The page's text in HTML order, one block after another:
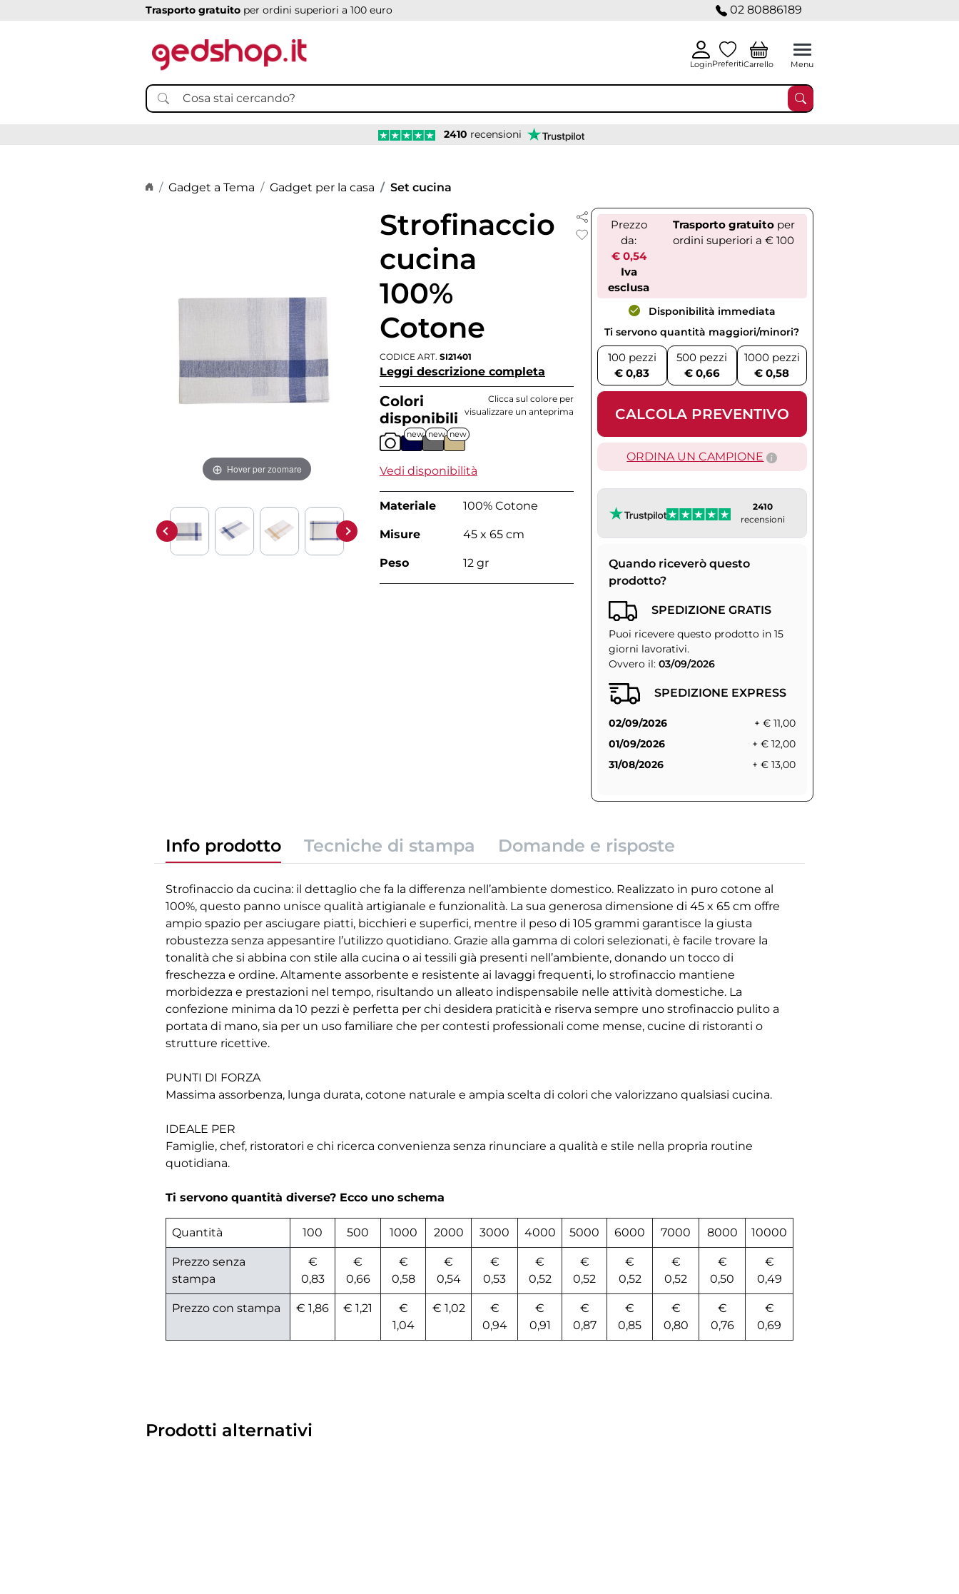
Trasporto gratuito per ordini superiori a 100 euro 02 80886189
LoginPreferitiCarrello Menu
2410 recensioni
Home page
Gadget a Tema Gadget per la casa Set cucina
Hover per zoomare
Strofinaccio
cucina
100%
Cotone
CODICE ART. SI21401
Leggi descrizione completa
Colori
disponibili
Clicca sul colore per
visualizzare un anteprima
new new new
Vedi disponibilità
Materiale 100% Cotone
Misure 45 x 65 cm
Peso 12 gr
Prezzo
da:
€ 0,54
Iva
esclusa
Trasporto gratuitoper
ordini superiori a € 100
Disponibilità immediata
Ti servono quantità maggiori/minori?
100 pezzi
€ 0,83
500 pezzi
€ 0,66
1000 pezzi
€ 0,58
CALCOLA PREVENTIVO
ORDINA UN CAMPIONE
2410
recensioni
Quando riceverò questo
prodotto?
SPEDIZIONE GRATIS
Puoi ricevere questo prodotto in 15
giorni lavorativi.
Ovvero il: 03/09/2026
SPEDIZIONE EXPRESS
02/09/2026
+ € 11,00
01/09/2026
+ € 12,00
31/08/2026
+ € 13,00
Info prodotto Tecniche di stampa Domande e risposte
Strofinaccio da cucina: il dettaglio che fa la differenza nell’ambiente domestico. Realizzato in puro cotone al
100%, questo panno unisce qualità artigianale e funzionalità. La sua generosa dimensione di 45 x 65 cm offre
ampio spazio per asciugare piatti, bicchieri e superfici, mentre il peso di 105 grammi garantisce la giusta
robustezza senza appesantire l’utilizzo quotidiano. Grazie alla gamma di colori selezionati, è facile trovare la
tonalità che si abbina con stile alla cucina o ai tessili già presenti nell’ambiente, donando un tocco di
freschezza e ordine. Altamente assorbente e resistente ai lavaggi frequenti, lo strofinaccio mantiene
morbidezza e prestazioni nel tempo, risultando un alleato indispensabile nelle attività domestiche. La
confezione minima da 10 pezzi è perfetta per chi desidera praticità e riserva sempre uno strofinaccio pulito a
portata di mano, sia per un uso familiare che per contesti professionali come mense, cucine di ristoranti o
strutture ricettive.
PUNTI DI FORZA
Massima assorbenza, lunga durata, cotone naturale e ampia scelta di colori che valorizzano qualsiasi cucina.
IDEALE PER
Famiglie, chef, ristoratori e chi ricerca convenienza senza rinunciare a qualità e stile nella propria routine
quotidiana.
Ti servono quantità diverse? Ecco uno schema
Quantità 100 500 1000 2000 3000 4000 5000 6000 7000 8000 10000
Prezzo senza
stampa
€
0,83
€
0,66
€
0,58
€
0,54
€
0,53
€
0,52
€
0,52
€
0,52
€
0,52
€
0,50
€
0,49
Prezzo con stampa € 1,86 € 1,21
€
1,04
€ 1,02
€
0,94
€
0,91
€
0,87
€
0,85
€
0,80
€
0,76
€
0,69
Prodotti alternativi